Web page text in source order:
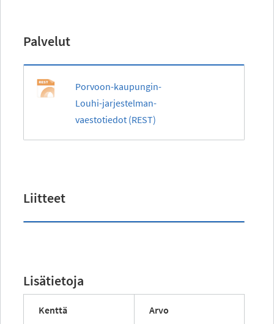
Palvelut
Porvoon-kaupungin-
Louhi-jarjestelman-
vaestotiedot (REST)
Liitteet
Lisätietoja
Kenttä Arvo